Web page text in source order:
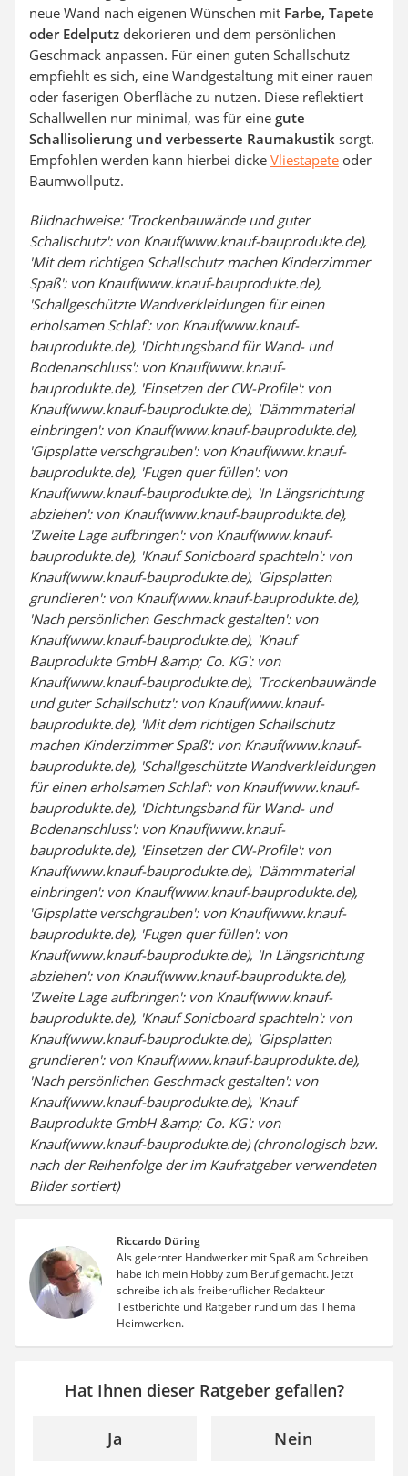
neue Wand nach eigenen Wünschen mit Farbe, Tapete
oder Edelputz dekorieren und dem persönlichen
Geschmack anpassen. Für einen guten Schallschutz
empfiehlt es sich, eine Wandgestaltung mit einer rauen
oder faserigen Oberfläche zu nutzen. Diese reflektiert
Schallwellen nur minimal, was für eine gute
Schallisolierung und verbesserte Raumakustik sorgt.
Empfohlen werden kann hierbei dicke Vliestapete oder
Baumwollputz.
Bildnachweise: 'Trockenbauwände und guter
Schallschutz': von Knauf(www.knauf-bauprodukte.de),
'Mit dem richtigen Schallschutz machen Kinderzimmer
Spaß': von Knauf(www.knauf-bauprodukte.de),
'Schallgeschützte Wandverkleidungen für einen
erholsamen Schlaf': von Knauf(www.knauf-
bauprodukte.de), 'Dichtungsband für Wand- und
Bodenanschluss': von Knauf(www.knauf-
bauprodukte.de), 'Einsetzen der CW-Profile': von
Knauf(www.knauf-bauprodukte.de), 'Dämmmaterial
einbringen': von Knauf(www.knauf-bauprodukte.de),
'Gipsplatte verschgrauben': von Knauf(www.knauf-
bauprodukte.de), 'Fugen quer füllen': von
Knauf(www.knauf-bauprodukte.de), 'In Längsrichtung
abziehen': von Knauf(www.knauf-bauprodukte.de),
'Zweite Lage aufbringen': von Knauf(www.knauf-
bauprodukte.de), 'Knauf Sonicboard spachteln': von
Knauf(www.knauf-bauprodukte.de), 'Gipsplatten
grundieren': von Knauf(www.knauf-bauprodukte.de),
'Nach persönlichen Geschmack gestalten': von
Knauf(www.knauf-bauprodukte.de), 'Knauf
Bauprodukte GmbH &amp; Co. KG': von
Knauf(www.knauf-bauprodukte.de), 'Trockenbauwände
und guter Schallschutz': von Knauf(www.knauf-
bauprodukte.de), 'Mit dem richtigen Schallschutz
machen Kinderzimmer Spaß': von Knauf(www.knauf-
bauprodukte.de), 'Schallgeschützte Wandverkleidungen
für einen erholsamen Schlaf': von Knauf(www.knauf-
bauprodukte.de), 'Dichtungsband für Wand- und
Bodenanschluss': von Knauf(www.knauf-
bauprodukte.de), 'Einsetzen der CW-Profile': von
Knauf(www.knauf-bauprodukte.de), 'Dämmmaterial
einbringen': von Knauf(www.knauf-bauprodukte.de),
'Gipsplatte verschgrauben': von Knauf(www.knauf-
bauprodukte.de), 'Fugen quer füllen': von
Knauf(www.knauf-bauprodukte.de), 'In Längsrichtung
abziehen': von Knauf(www.knauf-bauprodukte.de),
'Zweite Lage aufbringen': von Knauf(www.knauf-
bauprodukte.de), 'Knauf Sonicboard spachteln': von
Knauf(www.knauf-bauprodukte.de), 'Gipsplatten
grundieren': von Knauf(www.knauf-bauprodukte.de),
'Nach persönlichen Geschmack gestalten': von
Knauf(www.knauf-bauprodukte.de), 'Knauf
Bauprodukte GmbH &amp; Co. KG': von
Knauf(www.knauf-bauprodukte.de) (chronologisch bzw.
nach der Reihenfolge der im Kaufratgeber verwendeten
Bilder sortiert)
Riccardo Düring
Als gelernter Handwerker mit Spaß am Schreiben
habe ich mein Hobby zum Beruf gemacht. Jetzt
schreibe ich als freiberuflicher Redakteur
Testberichte und Ratgeber rund um das Thema
Heimwerken.
Hat Ihnen dieser Ratgeber gefallen?
Ja Nein